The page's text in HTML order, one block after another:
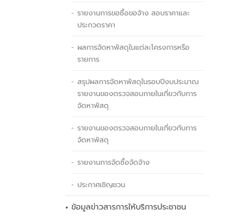
รายงานการขอซื้อขอจ้าง สอบราคาและ
ประกวดราคา
ผลการจัดหาพัสดุในแต่ละโครงการหรือ
รายการ
สรุปผลการจัดหาพัสดุในรอบปีงบประมาณ
รายงานของตรวจสอบภายในเกี่ยวกับการ
จัดหาพัสดุ
รายงานของตรวจสอบภายในเกี่ยวกับการ
จัดหาพัสดุ
รายงานการจัดซื้อจัดจ้าง
ประกาศเชิญชวน
ข้อมูลข่าวสารการให้บริการประชาชน